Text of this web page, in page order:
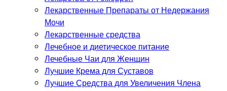
Лекарственные Препараты от Недержания
Мочи
Лекарственные средства
Лечебное и диетическое питание
Лечебные Чаи для Женщин
Лучшие Крема для Суставов
Лучшие Средства для Увеличения Члена